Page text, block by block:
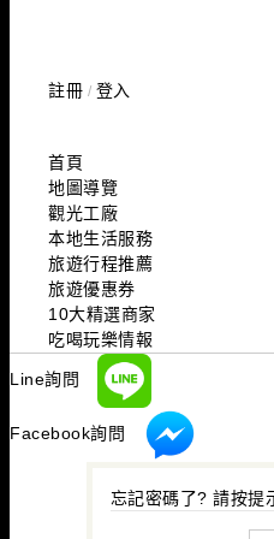
註冊 / 登入
首頁
地圖導覽
觀光工廠
本地生活服務
旅遊行程推薦
旅遊優惠券
10大精選商家
吃喝玩樂情報
Line詢問
Facebook詢問
忘記密碼了? 請按提